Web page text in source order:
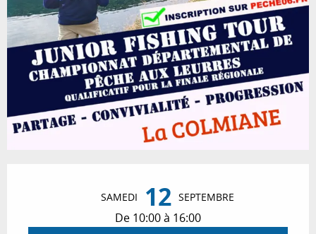
SAMEDI 12 SEPTEMBRE
De 10:00 à 16:00